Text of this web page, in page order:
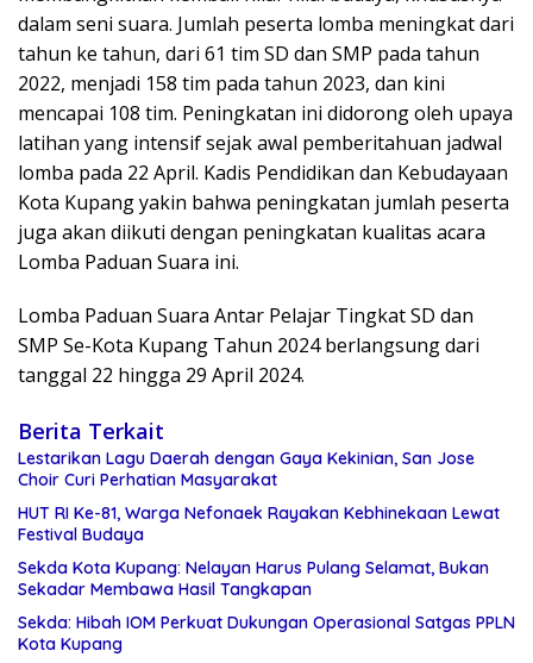
dalam seni suara. Jumlah peserta lomba meningkat dari
tahun ke tahun, dari 61 tim SD dan SMP pada tahun
2022, menjadi 158 tim pada tahun 2023, dan kini
mencapai 108 tim. Peningkatan ini didorong oleh upaya
latihan yang intensif sejak awal pemberitahuan jadwal
lomba pada 22 April. Kadis Pendidikan dan Kebudayaan
Kota Kupang yakin bahwa peningkatan jumlah peserta
juga akan diikuti dengan peningkatan kualitas acara
Lomba Paduan Suara ini.
Lomba Paduan Suara Antar Pelajar Tingkat SD dan
SMP Se-Kota Kupang Tahun 2024 berlangsung dari
tanggal 22 hingga 29 April 2024.
Berita Terkait
Lestarikan Lagu Daerah dengan Gaya Kekinian, San Jose
Choir Curi Perhatian Masyarakat
HUT RI Ke-81, Warga Nefonaek Rayakan Kebhinekaan Lewat
Festival Budaya
Sekda Kota Kupang: Nelayan Harus Pulang Selamat, Bukan
Sekadar Membawa Hasil Tangkapan
Sekda: Hibah IOM Perkuat Dukungan Operasional Satgas PPLN
Kota Kupang